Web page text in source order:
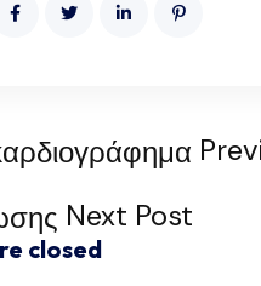
Next Post
closed